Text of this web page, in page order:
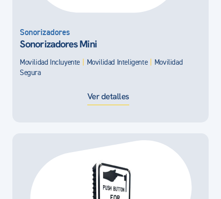
Sonorizadores
Sonorizadores Mini
Movilidad Incluyente Movilidad Inteligente
Movilidad
Segura
Ver detalles